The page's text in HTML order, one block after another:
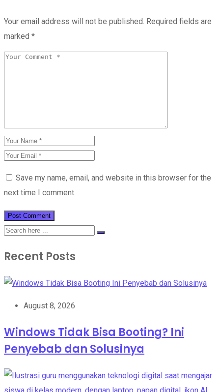
Your email address will not be published. Required fields are
marked *
Save my name, email, and website in this browser for the
next time I comment.
Recent Posts
August 8, 2026
Windows Tidak Bisa Booting? Ini
Penyebab dan Solusinya